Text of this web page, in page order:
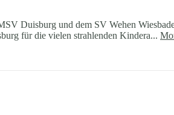
Duisburg und dem SV Wehen
für die vielen strahlenden Kindera...